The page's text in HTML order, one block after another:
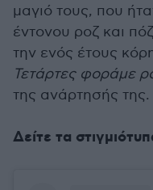
μαγιό τους, που
έντονου ροζ και
την ενός έτους
Τετάρτες φοράμε
της ανάρτησής της.
Δείτε τα